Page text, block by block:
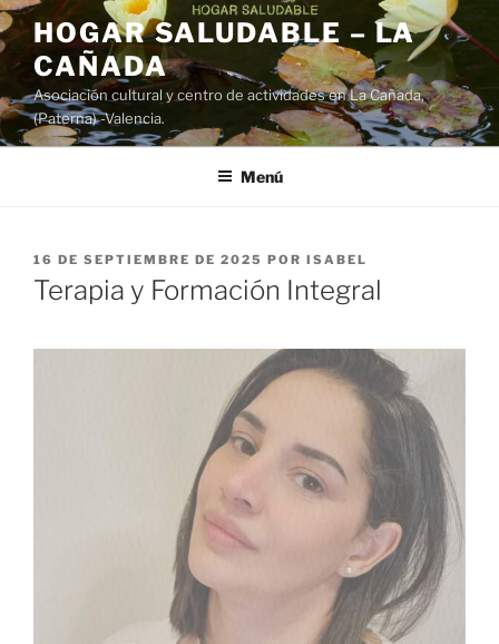
Saltar
al
contenido
HOGAR SALUDABLE – LA
CAÑADA
Asociación cultural y centro de actividades en La Cañada,
(Paterna) -Valencia.
Menú
PUBLICADO
EL
16 DE SEPTIEMBRE DE 2025 POR ISABEL
Terapia y Formación Integral